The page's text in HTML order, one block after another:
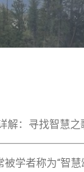
跳至主要内
解：寻找智慧之
被学者称为“智